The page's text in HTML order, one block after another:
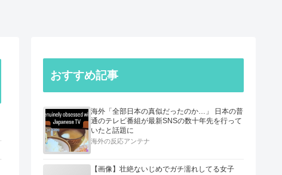
おすすめ記事
海外「全部日本の真似だったのか…」 日本の普
通のテレビ番組が最新SNSの数十年先を行って
いたと話題に
海外の反応アンテナ
【画像】壮絶ないじめでガチ濡れしてる女子